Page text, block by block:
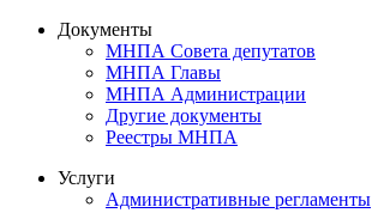
Документы
МНПА Совета депутатов
МНПА Главы
МНПА Администрации
Другие документы
Реестры МНПА
Услуги
Административные регламенты